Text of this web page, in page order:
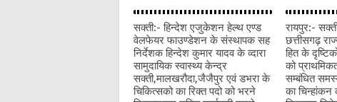
k
सक्ती:- हिन्देश एजुकेशन हेल्थ एण्ड
वेलफेयर फाउण्डेशन के संस्थापक सह
निर्देशक हिन्देश कुमार यादव के व्दारा
सामुदायिक स्वास्थ्य केन्द्र
सक्ती,मालखरौदा,जैजैपुर एवं डभरा के
चिकित्सको का रिक्त पदो को भरने
रायपुर:-
छत्तीसगढ़
हित के
को
सम्बंधित
का